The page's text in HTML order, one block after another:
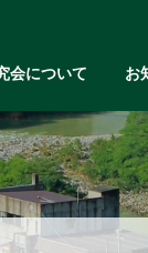
会について お